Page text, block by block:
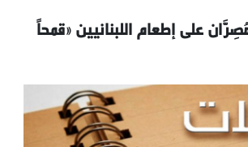
على إطعام اللبنانيين «قمحاً